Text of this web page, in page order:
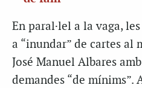
En paral·lel a la vaga,
a “inundar” de cartes al
José Manuel Albares
demandes “de mínims”.